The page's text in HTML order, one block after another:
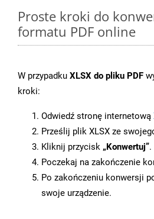
Proste kroki do
formatu PDF online
W przypadku XLSX do pliku PDF
kroki:
Odwiedź stronę internetową
Prześlij plik XLSX ze
Kliknij przycisk „Konwertuj”.
Poczekaj na zakończenie
Po zakończeniu konwersji
swoje urządzenie.